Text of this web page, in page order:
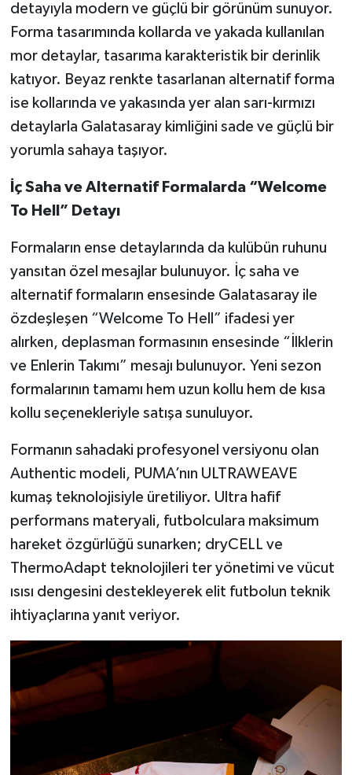
detayıyla modern ve güçlü bir görünüm sunuyor.
Forma tasarımında kollarda ve yakada kullanılan
mor detaylar, tasarıma karakteristik bir derinlik
katıyor. Beyaz renkte tasarlanan alternatif forma
ise kollarında ve yakasında yer alan sarı-kırmızı
detaylarla Galatasaray kimliğini sade ve güçlü bir
yorumla sahaya taşıyor.
İç Saha ve Alternatif Formalarda “Welcome
To Hell” Detayı
Formaların ense detaylarında da kulübün ruhunu
yansıtan özel mesajlar bulunuyor. İç saha ve
alternatif formaların ensesinde Galatasaray ile
özdeşleşen “Welcome To Hell” ifadesi yer
alırken, deplasman formasının ensesinde “İlklerin
ve Enlerin Takımı” mesajı bulunuyor. Yeni sezon
formalarının tamamı hem uzun kollu hem de kısa
kollu seçenekleriyle satışa sunuluyor.
Formanın sahadaki profesyonel versiyonu olan
Authentic modeli, PUMA’nın ULTRAWEAVE
kumaş teknolojisiyle üretiliyor. Ultra hafif
performans materyali, futbolculara maksimum
hareket özgürlüğü sunarken; dryCELL ve
ThermoAdapt teknolojileri ter yönetimi ve vücut
ısısı dengesini destekleyerek elit futbolun teknik
ihtiyaçlarına yanıt veriyor.